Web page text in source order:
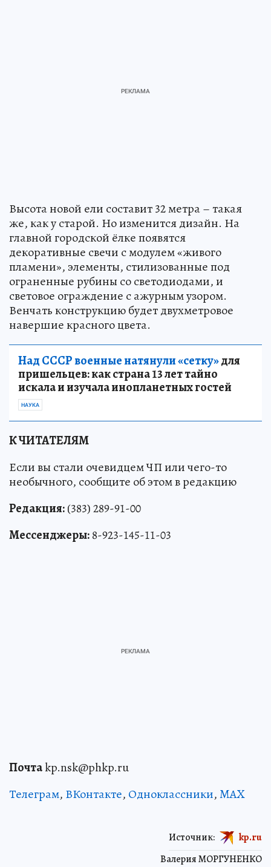
Высота новой ели составит 32 метра – такая
же, как у старой. Но изменится дизайн. На
главной городской ёлке появятся
декоративные свечи с модулем «живого
пламени», элементы, стилизованные под
ограненные рубины со светодиодами, и
световое ограждение с ажурным узором.
Венчать конструкцию будет двухметровое
навершие красного цвета.
Над СССР военные натянули «сетку»для
пришельцев: как страна 13 лет тайно
искала и изучала инопланетных гостей
НАУКА
К ЧИТАТЕЛЯМ
Если вы стали очевидцем ЧП или чего-то
необычного, сообщите об этом в редакцию
Редакция:(383) 289-91-00
Мессенджеры:8-923-145-11-03
Почтаkp.nsk@phkp.ru
Телеграм, ВКонтакте, Одноклассники,MAX
Валерия МОРГУНЕНКО
Источник: kp.ru